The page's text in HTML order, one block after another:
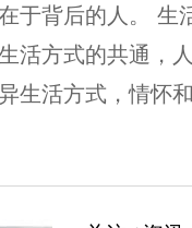
背后的人。 生
活方式的共通，
生活方式，情怀